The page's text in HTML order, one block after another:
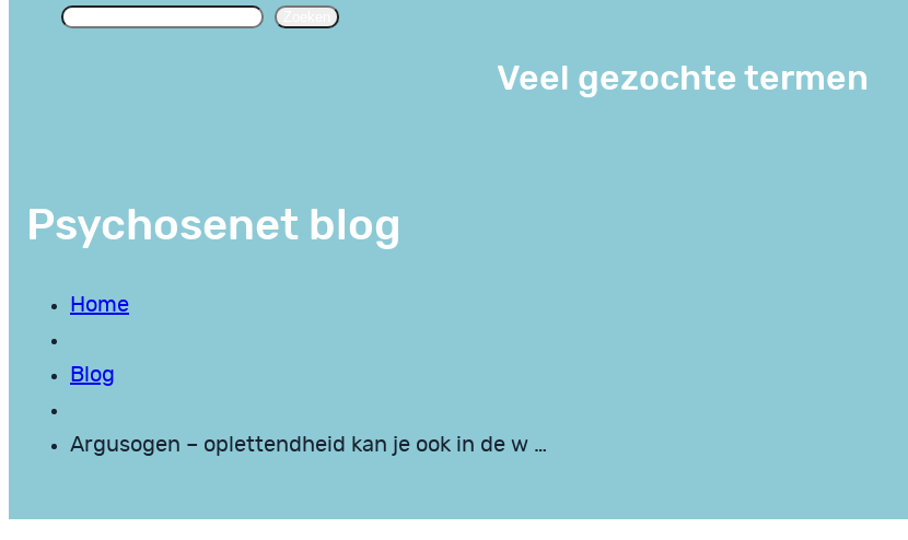
Veel gezochte termen
Psychosenet blog
Home
Blog
Argusogen – oplettendheid kan je ook in de w …